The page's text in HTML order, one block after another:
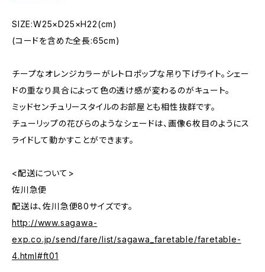
SIZE:W25×D25×H22(cm)
(コードを含めた全長:65cm)
チープなオレンジカラーがレトロポップな吊り下げライト。シェー
ドの重なり具合によって色の透け感が変わるのがキュート。
ミッドセンチュリースタイルのお部屋とも相性抜群です。
チューリップの花びらのようなシェードは、画像６枚目のようにス
ライドして動かすことができます。
<配送について>
佐川急便
配送は、佐川急便80サイズです。
http://www.sagawa-
exp.co.jp/send/fare/list/sagawa_faretable/faretable-
4.html#ft01